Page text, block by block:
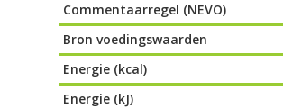
Commentaarregel (NEVO)
Bron voedingswaarden
Energie (kcal)
Energie (kJ)